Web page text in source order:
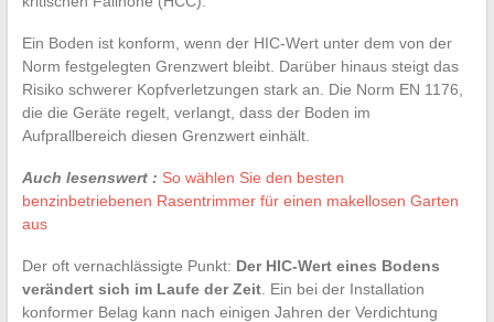
Ein Boden ist konform, wenn der HIC-Wert unter dem von der
Norm festgelegten Grenzwert bleibt. Darüber hinaus steigt das
Risiko schwerer Kopfverletzungen stark an. Die Norm EN 1176,
die die Geräte regelt, verlangt, dass der Boden im
Aufprallbereich diesen Grenzwert einhält.
Auch lesenswert : So wählen Sie den besten
benzinbetriebenen Rasentrimmer für einen makellosen Garten
aus
Der oft vernachlässigte Punkt: Der HIC-Wert eines Bodens
verändert sich im Laufe der Zeit. Ein bei der Installation
konformer Belag kann nach einigen Jahren der Verdichtung